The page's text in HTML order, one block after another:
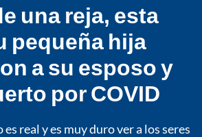
una reja, esta
pequeña hija
a su esposo y
por COVID
real y es muy duro ver a los seres